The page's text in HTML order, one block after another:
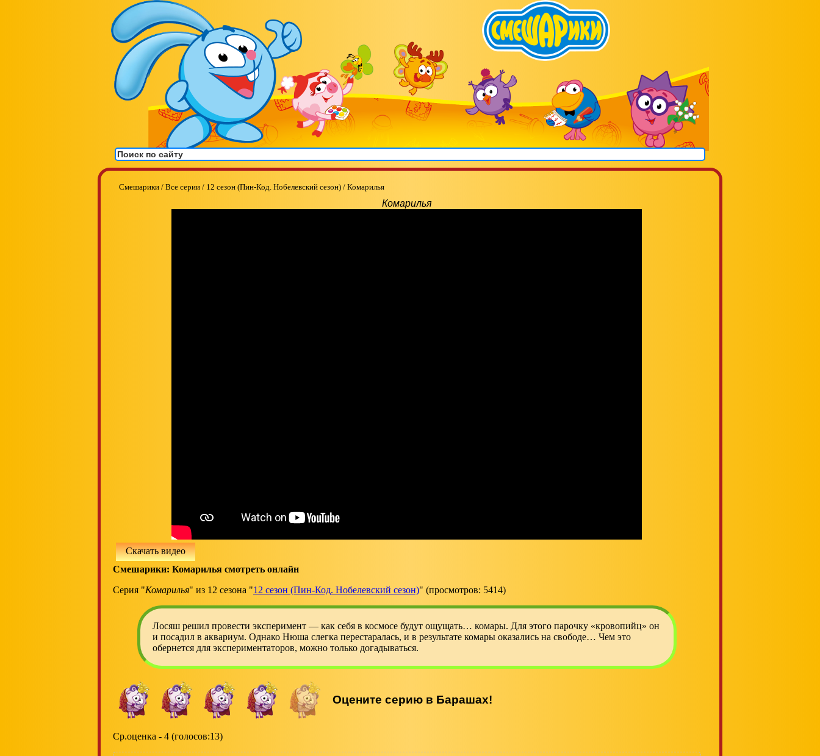
Смешарики / Все серии / 12 сезон (Пин-Код. Нобелевский сезон) / Комарилья
Комарилья
Скачать видео
Смешарики: Комарилья смотреть онлайн
Серия "Комарилья" из 12 сезона "12 сезон (Пин-Код. Нобелевский сезон)" (просмотров: 5414)
Лосяш решил провести эксперимент — как себя в космосе будут ощущать… комары. Для этого парочку «кровопийц» он
и посадил в аквариум. Однако Нюша слегка перестаралась, и в результате комары оказались на свободе… Чем это
обернется для экспериментаторов, можно только догадываться.
Ср.оценка - 4 (голосов:13)